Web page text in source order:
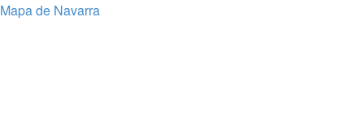
Mapa de Navarra